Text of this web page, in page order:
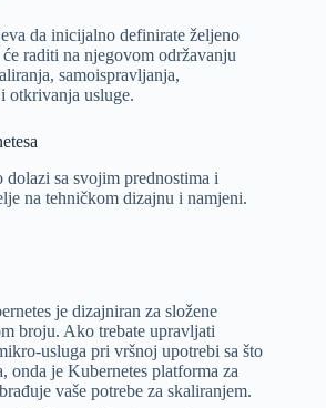
da inicijalno definirate željeno
raditi na njegovom održavanju
samoispravljanja,
otkrivanja usluge.
dolazi sa svojim prednostima i
na tehničkom dizajnu i namjeni.
je dizajniran za složene
broju. Ako trebate upravljati
usluga pri vršnoj upotrebi sa što
onda je Kubernetes platforma za
vaše potrebe za skaliranjem.